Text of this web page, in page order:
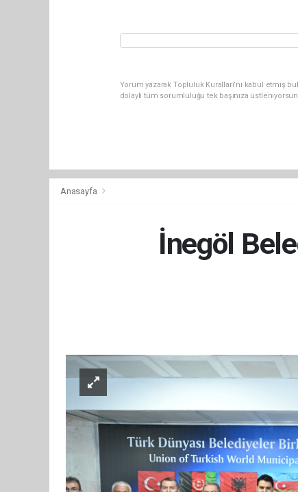
Yorum yazarak Topluluk Kuralları’nı kabul etmiş
dolaylı tüm sorumluluğu tek başınıza
Anasayfa
İnegöl